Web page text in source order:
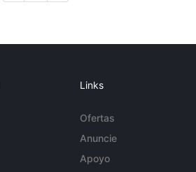
Links
Ofertas
Anuncie
Apoyo